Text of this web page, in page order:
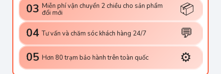
03 Miễn phí vận chuyển 2 chiều cho sản phẩm
đổi mới 📦
04 Tư vấn và chăm sóc khách hàng 24/7 💬
05 Hơn 80 trạm bảo hành trên toàn quốc ⚙️